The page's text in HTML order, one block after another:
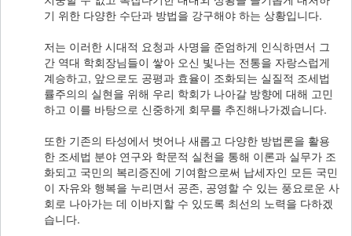
관
리Membership
Login
회
원
가
입
기 위한 다양한 수단과 방법을 강구해야 하는 상황입니다.
저는 이러한 시대적 요청과 사명을 준엄하게 인식하면서 그
간 역대 학회장님들이 쌓아 오신 빛나는 전통을 자랑스럽게
계승하고, 앞으로도 공평과 효율이 조화되는 실질적 조세법
률주의의 실현을 위해 우리 학회가 나아갈 방향에 대해 고민
하고 이를 바탕으로 신중하게 회무를 추진해나가겠습니다.
또한 기존의 타성에서 벗어나 새롭고 다양한 방법론을 활용
한 조세법 분야 연구와 학문적 실천을 통해 이론과 실무가 조
화되고 국민의 복리증진에 기여함으로써 납세자인 모든 국민
이 자유와 행복을 누리면서 공존, 공영할 수 있는 풍요로운 사
회로 나아가는 데 이바지할 수 있도록 최선의 노력을 다하겠
습니다.